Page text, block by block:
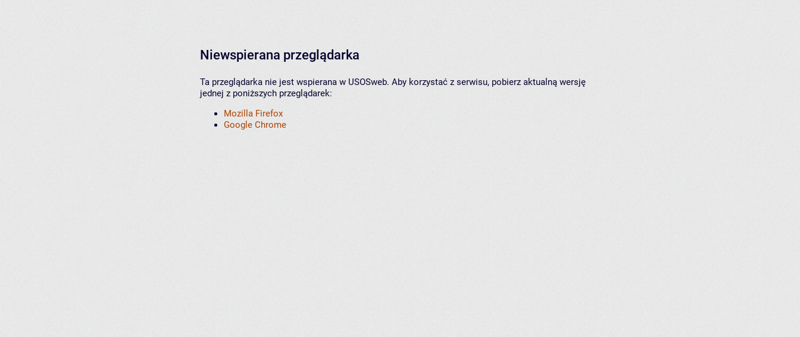
Niewspierana przeglądarka
Ta przeglądarka nie jest wspierana w USOSweb. Aby korzystać z serwisu, pobierz aktualną wersję
jednej z poniższych przeglądarek:
Mozilla Firefox
Google Chrome